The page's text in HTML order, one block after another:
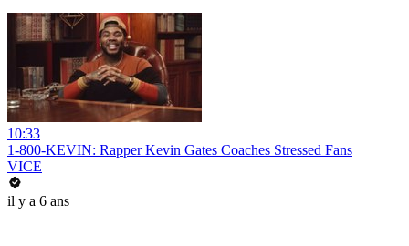
10:33
1-800-KEVIN: Rapper Kevin Gates Coaches Stressed Fans
VICE
il y a 6 ans